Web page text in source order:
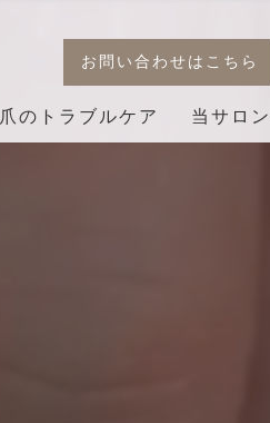
お問い合わせはこちら
爪のトラブルケア 当サロ